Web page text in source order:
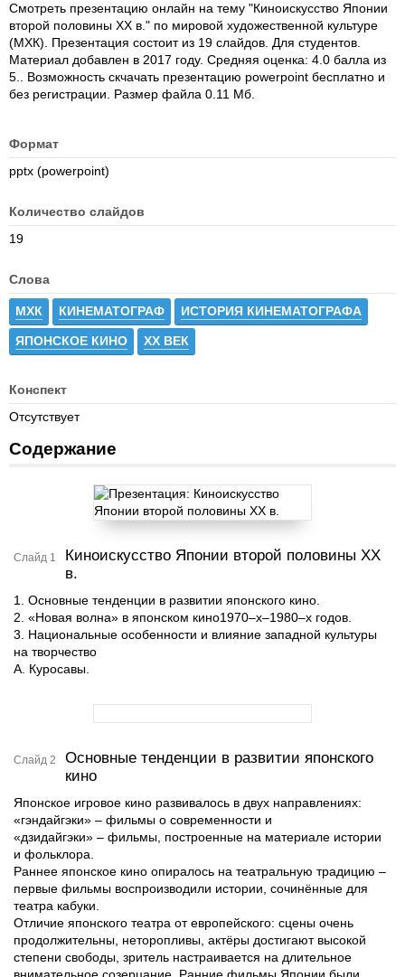
Смотреть презентацию онлайн на тему "Киноискусство Японии
второй половины XX в." по мировой художественной культуре
(МХК). Презентация состоит из 19 слайдов. Для студентов.
Материал добавлен в 2017 году. Средняя оценка: 4.0 балла из
5.. Возможность скчачать презентацию powerpoint бесплатно и
без регистрации. Размер файла 0.11 Мб.
Формат
pptx (powerpoint)
Количество слайдов
19
Слова
МХК КИНЕМАТОГРАФ ИСТОРИЯ КИНЕМАТОГРАФА
ЯПОНСКОЕ КИНО ХХ ВЕК
Конспект
Отсутствует
Содержание
Слайд 1
Киноискусство Японии второй половины XX
в.
1. Основные тенденции в развитии японского кино.
2. «Новая волна» в японском кино1970–х–1980–х годов.
3. Национальные особенности и влияние западной культуры
на творчество
А. Куросавы.
Слайд 2
Основные тенденции в развитии японского
кино
Японское игровое кино развивалось в двух направлениях:
«гэндайгэки» – фильмы о современности и
«дзидайгэки» – фильмы, построенные на материале истории
и фольклора.
Раннее японское кино опиралось на театральную традицию –
первые фильмы воспроизводили истории, сочинённые для
театра кабуки.
Отличие японского театра от европейского: сцены очень
продолжительны, неторопливы, актёры достигают высокой
степени свободы, зритель настраивается на длительное